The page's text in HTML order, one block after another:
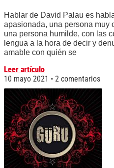
Hablar de David Palau es
apasionada, una persona muy
una persona humilde, con las
lengua a la hora de decir y
amable con quién se
Leer artículo
10 mayo 2021
2 comentarios